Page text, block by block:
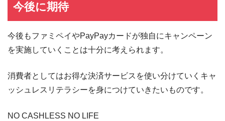
今後に期待
今後もファミペイやPayPayカードが独自にキャンペーン
を実施していくことは十分に考えられます。
消費者としてはお得な決済サービスを使い分けていくキャ
ッシュレスリテラシーを身につけていきたいものです。
NO CASHLESS NO LIFE